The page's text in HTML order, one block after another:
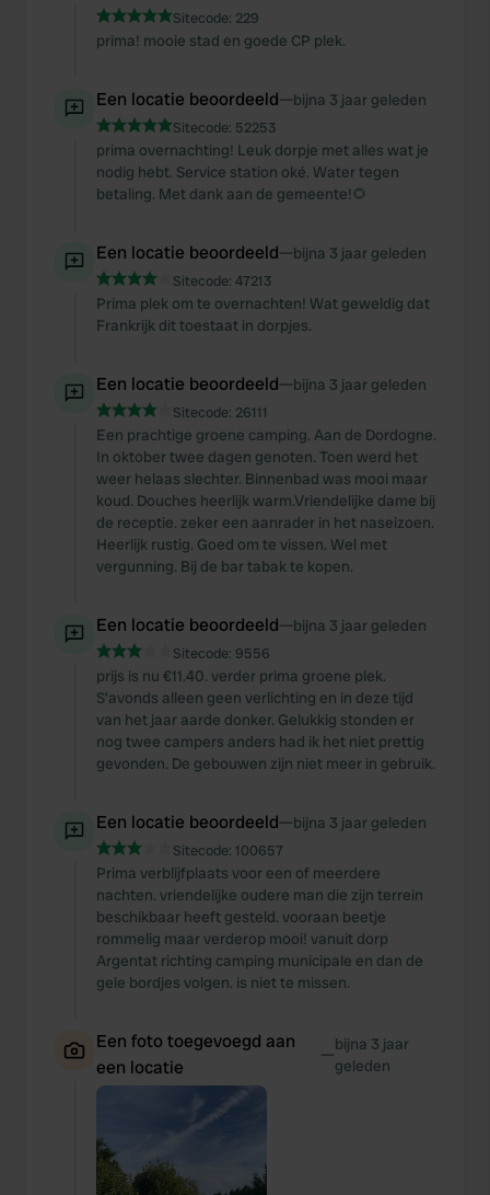
Sitecode: 229
prima! mooie stad en goede CP plek.
Een locatie beoordeeld—bijna 3 jaar geleden
Sitecode: 52253
prima overnachting! Leuk dorpje met alles wat je
nodig hebt. Service station oké. Water tegen
betaling. Met dank aan de gemeente!🌻
Een locatie beoordeeld—bijna 3 jaar geleden
Sitecode: 47213
Prima plek om te overnachten! Wat geweldig dat
Frankrijk dit toestaat in dorpjes.
Een locatie beoordeeld—bijna 3 jaar geleden
Sitecode: 26111
Een prachtige groene camping. Aan de Dordogne.
In oktober twee dagen genoten. Toen werd het
weer helaas slechter. Binnenbad was mooi maar
koud. Douches heerlijk warm.Vriendelijke dame bij
de receptie. zeker een aanrader in het naseizoen.
Heerlijk rustig. Goed om te vissen. Wel met
vergunning. Bij de bar tabak te kopen.
Een locatie beoordeeld—bijna 3 jaar geleden
Sitecode: 9556
prijs is nu €11.40. verder prima groene plek.
S’avonds alleen geen verlichting en in deze tijd
van het jaar aarde donker. Gelukkig stonden er
nog twee campers anders had ik het niet prettig
gevonden. De gebouwen zijn niet meer in gebruik.
Een locatie beoordeeld—bijna 3 jaar geleden
Sitecode: 100657
Prima verblijfplaats voor een of meerdere
nachten. vriendelijke oudere man die zijn terrein
beschikbaar heeft gesteld. vooraan beetje
rommelig maar verderop mooi! vanuit dorp
Argentat richting camping municipale en dan de
gele bordjes volgen. is niet te missen.
Een foto toegevoegd aan
een locatie
—bijna 3 jaar
geleden